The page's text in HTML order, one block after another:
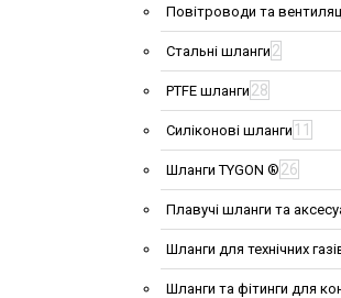
Повітроводи та
Стальні шланги 2
PTFE шланги 28
Силіконові шланги 11
Шланги TYGON ® 26
Плавучі шланги та
Шланги для технічних
Шланги та фітинги для